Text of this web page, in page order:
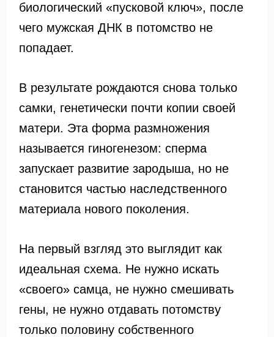
биологический «пусковой ключ», после
чего мужская ДНК в потомство не
попадает.
В результате рождаются снова только
самки, генетически почти копии своей
матери. Эта форма размножения
называется гиногенезом: сперма
запускает развитие зародыша, но не
становится частью наследственного
материала нового поколения.
На первый взгляд это выглядит как
идеальная схема. Не нужно искать
«своего» самца, не нужно смешивать
гены, не нужно отдавать потомству
только половину собственного